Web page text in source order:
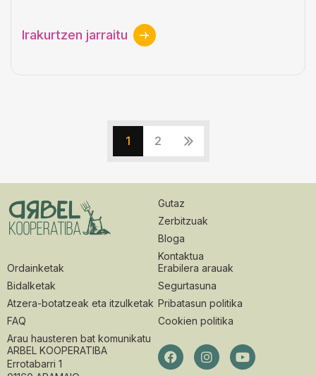
Irakurtzen jarraitu
1 2
Gutaz
Zerbitzuak
Bloga
Kontaktua
Ordainketak
Bidalketak
Atzera-botatzeak eta itzulketak
FAQ
Arau hausteren bat komunikatu
Erabilera arauak
Segurtasuna
Pribatasun politika
Cookien politika
ARBEL KOOPERATIBA
Errotabarri 1